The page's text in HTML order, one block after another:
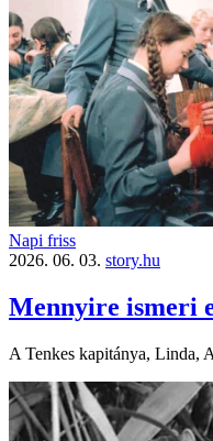
Napi friss
2026. 06. 03. story.hu
Mennyire ismeri
A Tenkes kapitánya, Linda,